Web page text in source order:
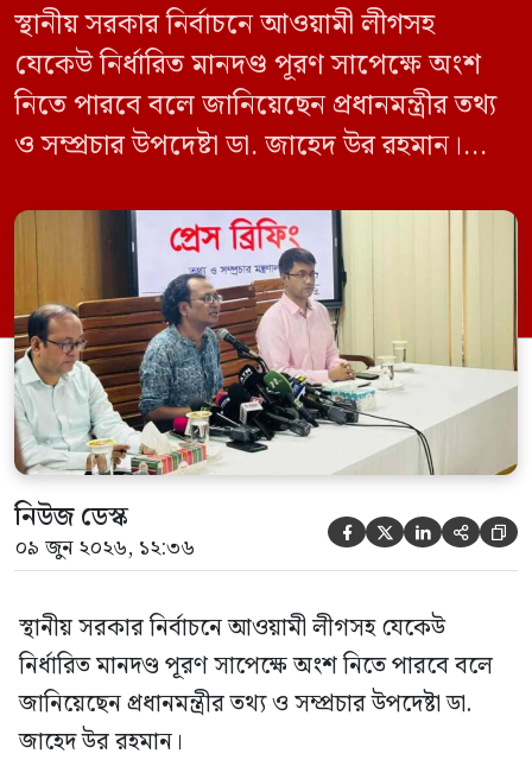
স্থানীয় সরকার নির্বাচনে আওয়ামী লীগসহ
যেকেউ নির্ধারিত মানদণ্ড পূরণ সাপেক্ষে অংশ
নিতে পারবে বলে জানিয়েছেন প্রধানমন্ত্রীর তথ্য
ও সম্প্রচার উপদেষ্টা ডা. জাহেদ উর রহমান।
সম্মেলন কক্ষে এক প্রেস ব্রিফিংয়ে সাংবাদিকদের
এক প্রশ্নের জবাবে তিনি এ কথা বলেন।
নিউজ ডেস্ক
০৯ জুন ২০২৬, ১২:৩৬     
স্থানীয় সরকার নির্বাচনে আওয়ামী লীগসহ যেকেউ
নির্ধারিত মানদণ্ড পূরণ সাপেক্ষে অংশ নিতে পারবে বলে
জানিয়েছেন প্রধানমন্ত্রীর তথ্য ও সম্প্রচার উপদেষ্টা ডা.
জাহেদ উর রহমান।